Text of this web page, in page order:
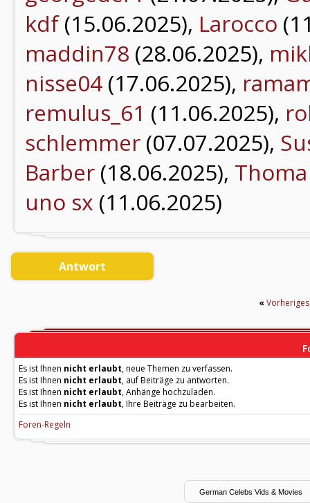
kdf(15.06.2025), Larocco
maddin78 (28.06.2025),
nisse04 (17.06.2025),
remulus_61 (11.06.2025),
schlemmer (07.07.2025),
Barber (18.06.2025), Thoma
uno sx (11.06.2025)
Antwort
«
Es ist Ihnen nicht erlaubt, neue Themen zu verfassen.
Es ist Ihnen nicht erlaubt, auf Beiträge zu antworten.
Es ist Ihnen nicht erlaubt, Anhänge hochzuladen.
Es ist Ihnen nicht erlaubt, Ihre Beiträge zu bearbeiten.
Foren-Regeln